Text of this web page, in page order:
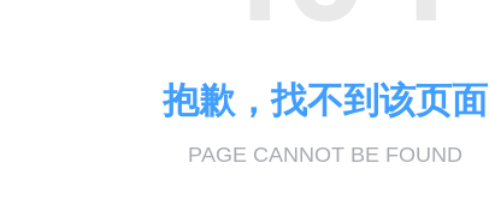
抱歉，找不到该页面
PAGE CANNOT BE FOUND